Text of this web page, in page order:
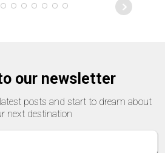
our newsletter
posts and start to dream about
next destination